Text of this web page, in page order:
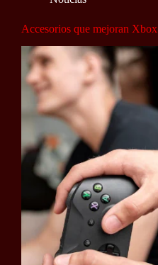
Accesorios que mejoran